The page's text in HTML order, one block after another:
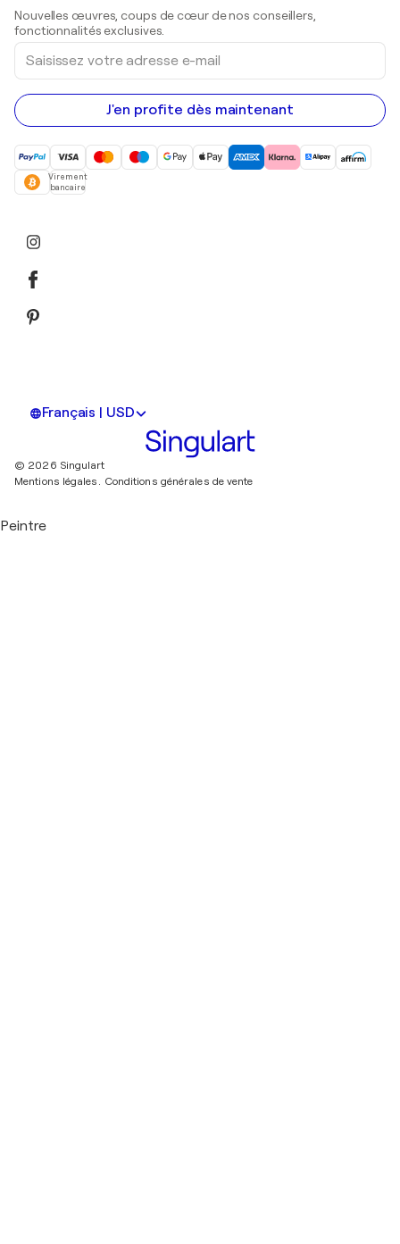
Peintures acryliques
Nouvelles œuvres, coups de cœur de nos conseillers,
fonctionnalités exclusives.
Saisissez
votre
adresse
e-
mail
J'en profite dès maintenant
Virement
bancaire
Français | USD
© 2026 Singulart
Mentions légales. Conditions générales de vente
Peintre